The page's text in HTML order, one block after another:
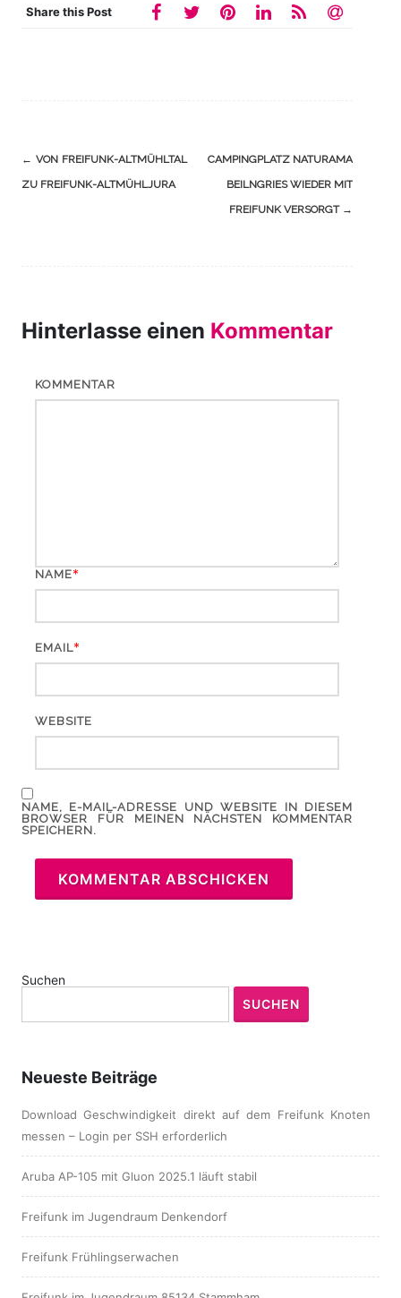
Share this Post
Navigation
(Beiträge)
← VON FREIFUNK-ALTMÜHLTAL
ZU FREIFUNK-ALTMÜHLJURA
CAMPINGPLATZ NATURAMA
BEILNGRIES WIEDER MIT
FREIFUNK VERSORGT →
Hinterlasse einen Kommentar
KOMMENTAR
NAME*
EMAIL*
WEBSITE
NAME, E-MAIL-ADRESSE UND WEBSITE IN DIESEM
BROWSER FÜR MEINEN NÄCHSTEN KOMMENTAR
SPEICHERN.
Suchen
SUCHEN
Neueste Beiträge
Download Geschwindigkeit direkt auf dem Freifunk Knoten
messen – Login per SSH erforderlich
Aruba AP-105 mit Gluon 2025.1 läuft stabil
Freifunk im Jugendraum Denkendorf
Freifunk Frühlingserwachen